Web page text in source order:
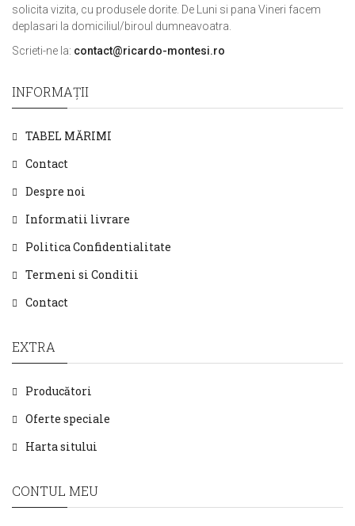
solicita vizita, cu produsele dorite. De Luni si pana Vineri facem
deplasari la domiciliul/biroul dumneavoatra.
Scrieti-ne la: contact@ricardo-montesi.ro
INFORMAŢII
TABEL MĂRIMI
Contact
Despre noi
Informatii livrare
Politica Confidentialitate
Termeni si Conditii
Contact
EXTRA
Producători
Oferte speciale
Harta sitului
CONTUL MEU